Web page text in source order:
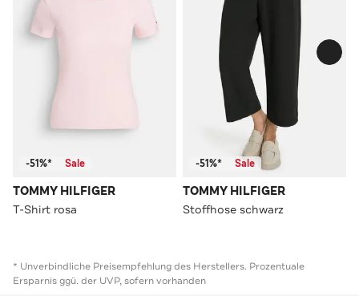
-51%* Sale
TOMMY HILFIGER
T-Shirt rosa
-51%* Sale
TOMMY HILFIGER
Stoffhose schwarz
* Unverbindliche Preisempfehlung des Herstellers. Prozentuale
Ersparnis ggü. der UVP, sofern vorhanden